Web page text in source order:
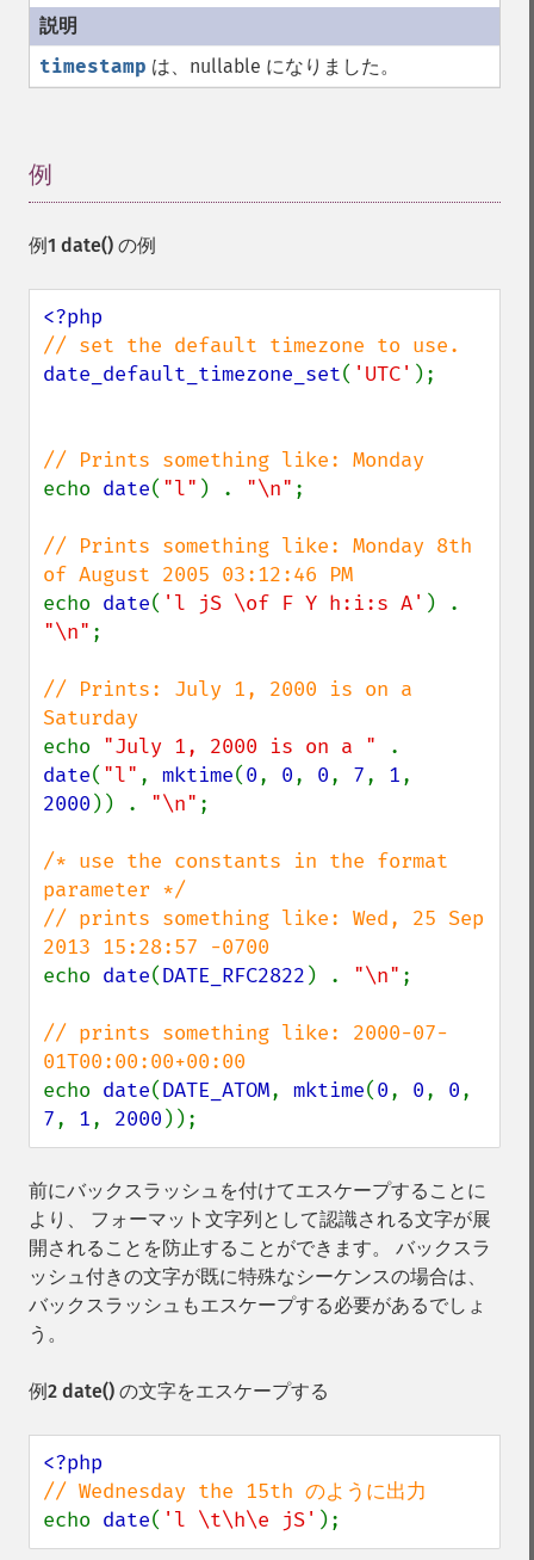
timestamp は、nullable になりました。
例
例1 date() の例
date_default_timezone_set( 'UTC' );
echo date( "l" ) . "\n" ;
// Prints something like: Monday 8th
echo date( 'l jS \of F Y h:i:s A'
"\n" ;
// Prints: July 1, 2000 is on a
echo "July 1, 2000 is on a "
date( "l" , mktime(0, 0, 0, 7, 1
2000 )) . "\n" ;
/* use the constants in the format
parameter */
// prints something like: Wed, 25 Sep
echo date(DATE_RFC2822 ) . "\n" ;
// prints something like: 2000-07-
echo date(DATE_ATOM, mktime(0, 0, 0
7, 1, 2000 ));
前にバックスラッシュを付けてエスケープすることに
より、 フォーマット文字列として認識される文字が展
開されることを防止することができます。 バックスラ
ッシュ付きの文字が既に特殊なシーケンスの場合は、
バックスラッシュもエスケープする必要があるでしょ
う。
例2 date() の文字をエスケープする
echo date( 'l \t\h\e jS' );